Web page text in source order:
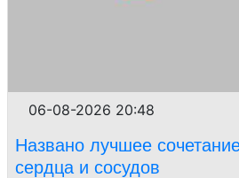
06-08-2026 20:48
Названо лучшее
сердца и сосудов